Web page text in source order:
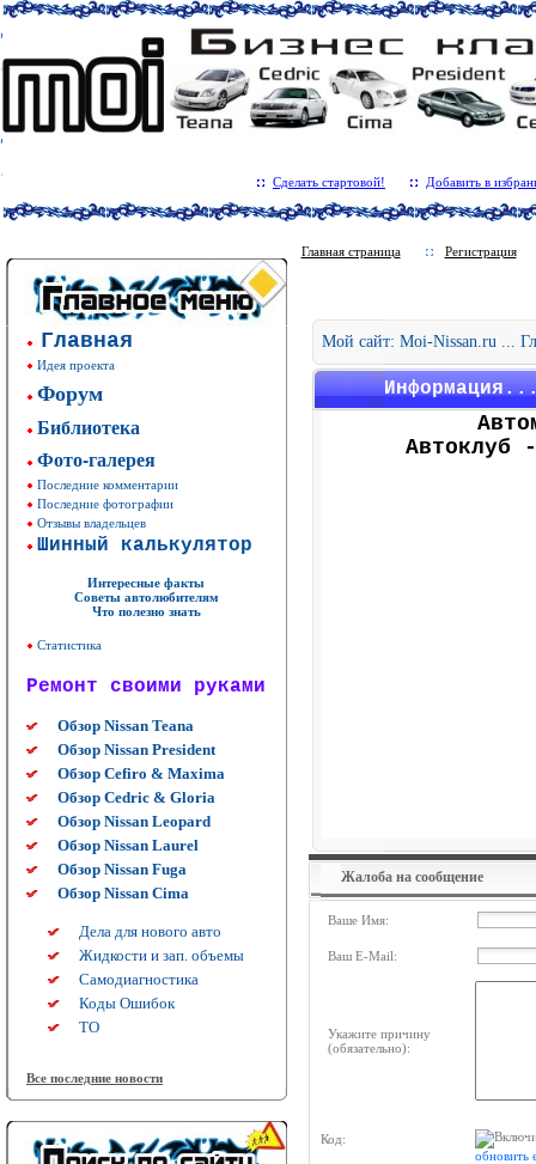
Сделать стартовой! Добавить в
Главная
Идея проекта
Форум
Библиотека
Фото-галерея
Последние комментарии
Последние фотографии
Отзывы владельцев
Шинный калькулятор
Интересные факты
Советы автолюбителям
Что полезно знать
Статистика
Ремонт своими руками
Обзор Nissan Teana
Обзор Nissan President
Обзор Cefiro & Maxima
Обзор Cedric & Gloria
Обзор Nissan Leopard
Обзор Nissan Laurel
Обзор Nissan Fuga
Обзор Nissan Cima
Дела для нового авто
Жидкости и зап. объемы
Самодиагностика
Коды Ошибок
ТО
Все последние новости
Главная страница Регистрация
Мой сайт: Moi-Nissan.ru ...
Автоклуб
Жалоба на сообщение
Ваше Имя:
Ваш E-Mail:
Укажите причину
(обязательно):
Код:
обновить